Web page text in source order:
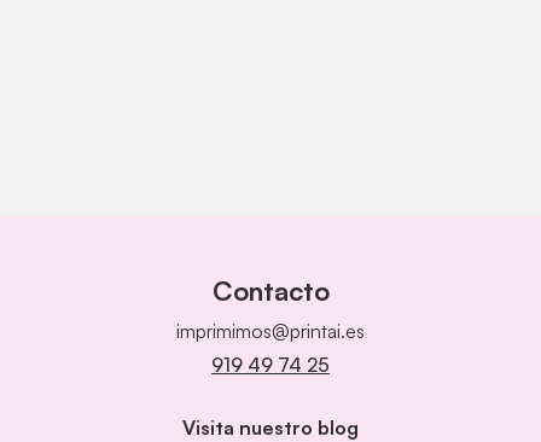
Contacto
imprimimos@printai.es
919 49 74 25
Visita nuestro blog